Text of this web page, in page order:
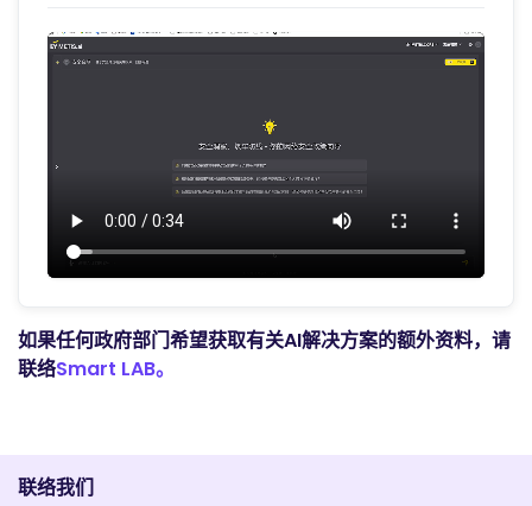
如果任何政府部门希望获取有关AI解决方案的额外资料，请
联络Smart LAB。
联络我们